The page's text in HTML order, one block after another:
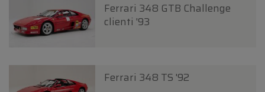
Ferrari 348 GTB Challenge
clienti '93
Ferrari 348 TS '92